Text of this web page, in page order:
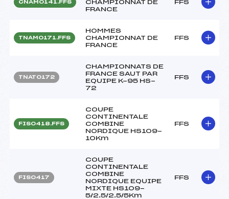
CNAM0141.FFS
CHAMPIONNAT DE
FRANCE
FFS
TNAM0171.FFS
HOMMES
CHAMPIONNAT DE
FRANCE
FFS
TNAT0172
CHAMPIONNATS DE
FRANCE SAUT PAR
EQUIPE K-95 HS-
72
FFS
FIS0418.FFS
COUPE
CONTINENTALE
COMBINE
NORDIQUE HS109-
10Km
FFS
FIS0417
COUPE
CONTINENTALE
COMBINE
NORDIQUE EQUIPE
MIXTE HS109-
5/2.5/2.5/5Km
FFS